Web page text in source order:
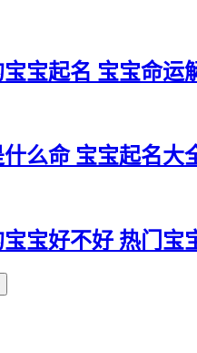
宝起名 宝宝命运
什么命 宝宝起名大
宝宝好不好 热门宝